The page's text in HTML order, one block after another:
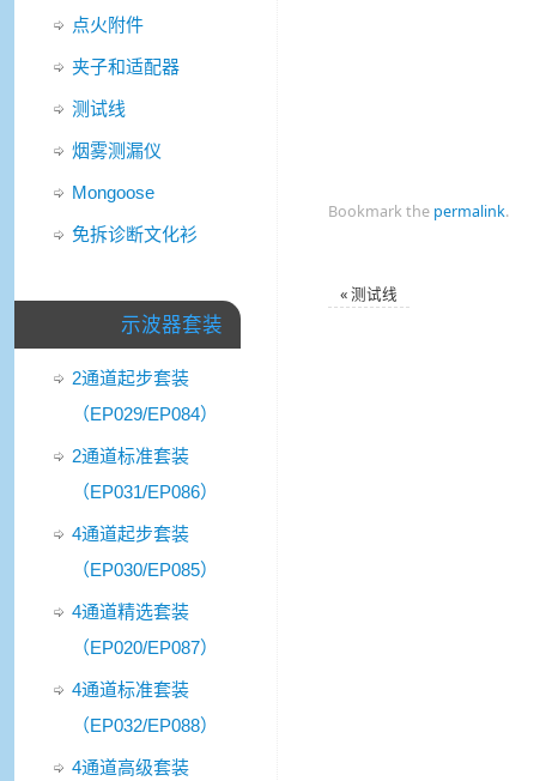
Bookmark the permalink.
«测试线
点火附件
夹子和适配器
测试线
烟雾测漏仪
Mongoose
免拆诊断文化衫
示波器套装
2通道起步套装
（EP029/EP084）
2通道标准套装
（EP031/EP086）
4通道起步套装
（EP030/EP085）
4通道精选套装
（EP020/EP087）
4通道标准套装
（EP032/EP088）
4通道高级套装